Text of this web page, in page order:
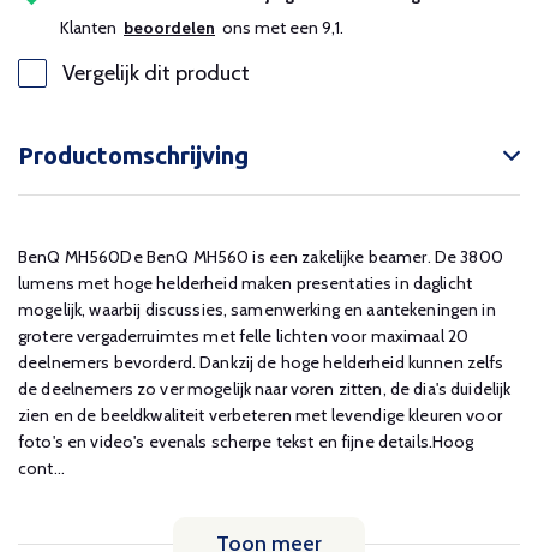
Klanten beoordelen ons met een 9,1.
Vergelijk dit product
Productomschrijving
BenQ MH560De BenQ MH560 is een zakelijke beamer. De 3800
lumens met hoge helderheid maken presentaties in daglicht
mogelijk, waarbij discussies, samenwerking en aantekeningen in
grotere vergaderruimtes met felle lichten voor maximaal 20
deelnemers bevorderd. Dankzij de hoge helderheid kunnen zelfs
de deelnemers zo ver mogelijk naar voren zitten, de dia's duidelijk
zien en de beeldkwaliteit verbeteren met levendige kleuren voor
foto's en video's evenals scherpe tekst en fijne details.Hoog
cont...
Toon meer